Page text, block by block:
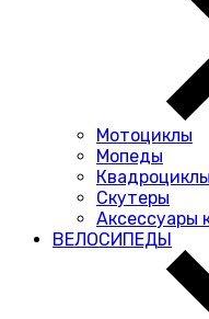
Мотоциклы
Мопеды
Квадроциклы
Скутеры
Аксессуары
ВЕЛОСИПЕДЫ